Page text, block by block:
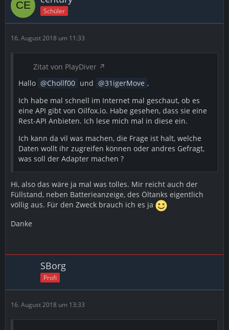
Schüler
16. August 2018 um 11:33
Zitat von PlayDiver
Hallo
Chollf00 und 31igerMove ,
Ich habe mal schnell im Internet mal geschaut, ob es
eine API gibt von Oilfox.io. Habe gesehen, dass sie eine
Rest-API Anbieten. Ich lese mich mal in diese ein.
Ich kann da vil was machen, die Frage ist halt, welche
Daten wollt ihr zugreifen können oder andres Gefragt,
was soll der Adapter machen ?
Hi, also das wäre ja mal was tolles. Mir reicht auch der
Füllstand, neben Batterieanzeige, des Öltanks eigentlich
völlig aus. Für den Zweck brauch ich es ja
Danke
SBorg
Profi
16. August 2018 um 13:33